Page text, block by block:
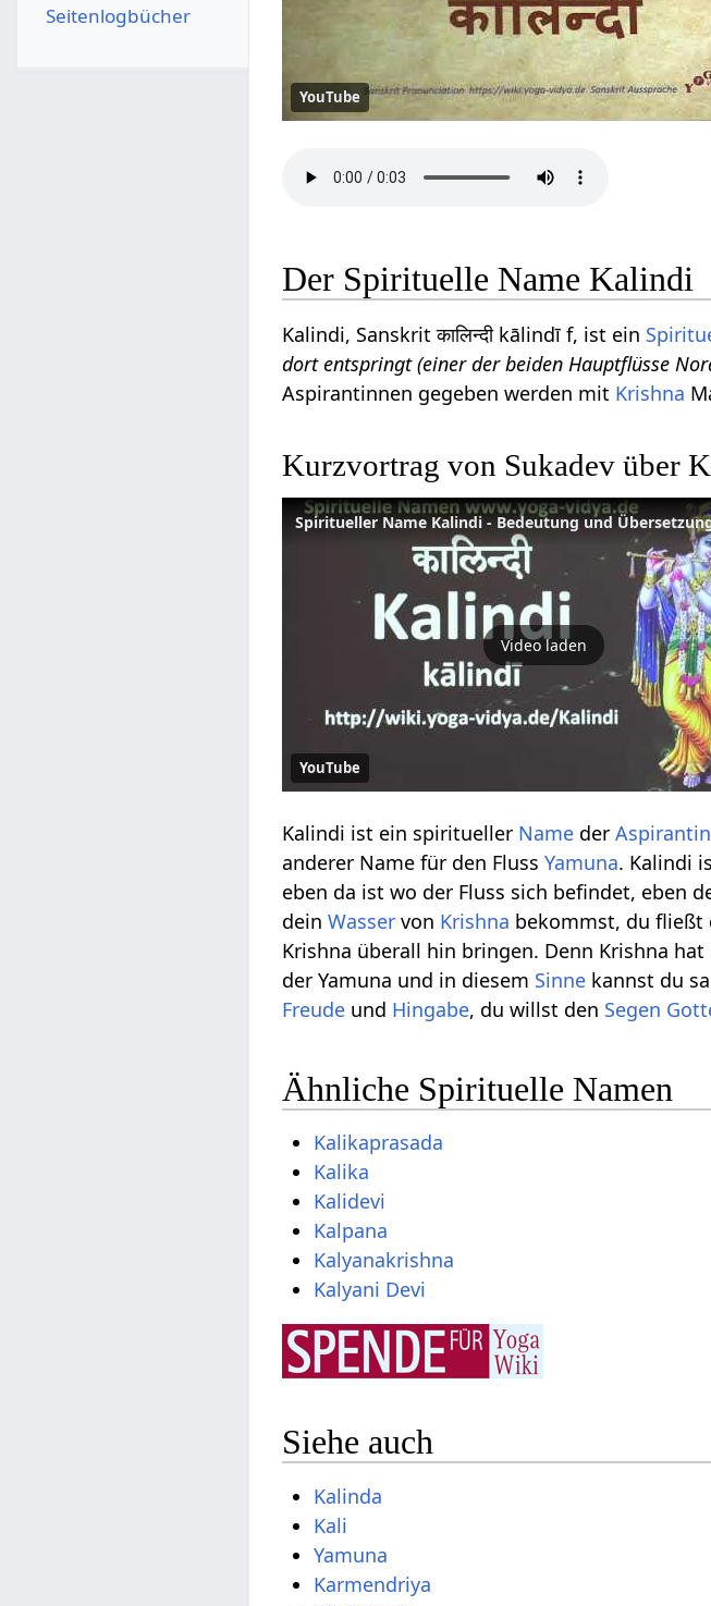
YouTube
Der Spirituelle Name Kalindi
Kalindi, Sanskrit कालिन्दी kālindī f, ist ein
dort entspringt (einer der beiden Hauptflüsse
Aspirantinnen gegeben werden mit Krishna
Kurzvortrag von Sukadev über
Video laden
YouTube
Kalindi ist ein spiritueller Name der
anderer Name für den FlussYamuna. Kalindi
eben da ist wo der Fluss sich befindet, eben
deinWasser von Krishna bekommst, du fließt
Krishna überall hin bringen. Denn Krishna
der Yamuna und in diesem Sinne kannst du
Freude und Hingabe, du willst den Segen
Ähnliche Spirituelle Namen
Kalikaprasada
Kalika
Kalidevi
Kalpana
Kalyanakrishna
Kalyani Devi
Siehe auch
Kalinda
Kali
Yamuna
Karmendriya
Seitenlogbücher